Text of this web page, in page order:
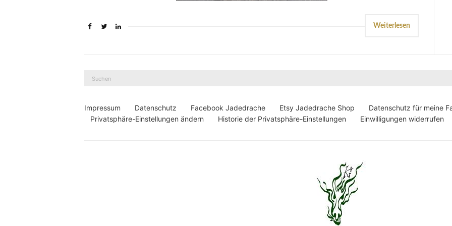
Weiterlesen
Impressum Datenschutz Facebook Jadedrache Etsy Jadedrache Shop
Datenschutz für meine
Privatsphäre-Einstellungen ändern
Historie der Privatsphäre-Einstellungen Einwilligungen widerrufen